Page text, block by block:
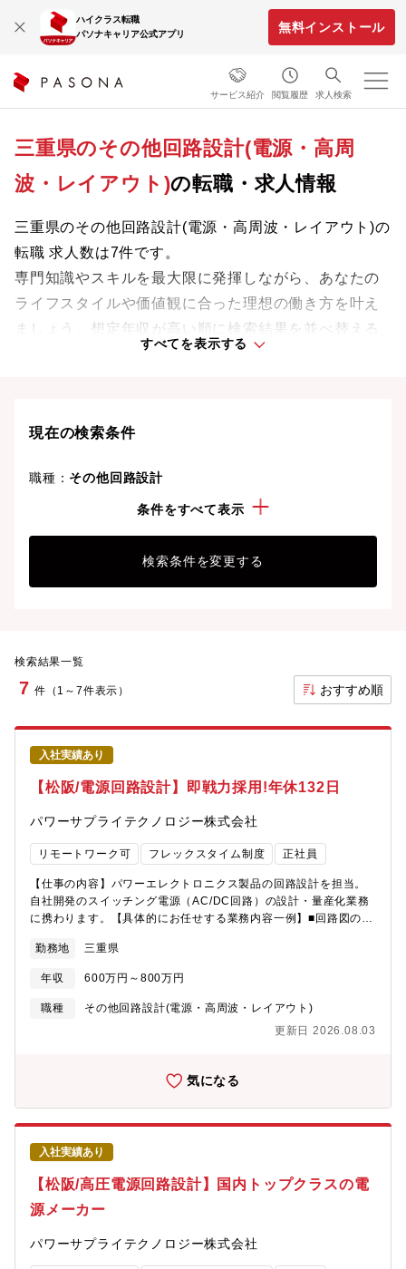
ハイクラス転職
パソナキャリア公式アプリ
無料インストール
サービス紹介 閲覧履歴 求人検索
三重県のその他回路設計(電源・高周
波・レイアウト)の転職・求人情報
三重県のその他回路設計(電源・高周波・レイアウト)の
転職 求人数は7件です。
専門知識やスキルを最大限に発揮しながら、あなたの
ライフスタイルや価値観に合った理想の働き方を叶え
ましょう。想定年収が高い順に検索結果を並べ替える
すべてを表示する
現在の検索条件
職種： その他回路設計
条件をすべて表示
検索条件を変更する
検索結果一覧
7 件（1～7件表示） おすすめ順
入社実績あり
【松阪/電源回路設計】即戦力採用!年休132日
パワーサプライテクノロジー株式会社
リモートワーク可 フレックスタイム制度 正社員
【仕事の内容】パワーエレクトロニクス製品の回路設計を担当。
自社開発のスイッチング電源（AC/DC回路）の設計・量産化業務
に携わります。【具体的にお任せする業務内容一例】■回路図の作
イズ対策）※経験に応じて担当■フェイルセーフ制御評価、デザイ
ンレビュー■顧客や取引先、他部署との折衝・仕様調整【働きやす
い環境】■社内外の折衝業務も経験でき、技術とビジネススキルの
両方を磨くことが可能です。【配属先情報】技術2部（部長）ー電
電源設計係【仕事に関するPR】パワーエレクトロニクス製品の回
計・量産化業務に携わります。【企業・求人の特色】■パナソニッ
ク(株)から車載向けを除く電源・電源関連部品の開発・製造・販売
事業譲受を受け誕生した企業■高圧電源市場にて国内トップクラス
のシェアを誇る電源メーカー ■東京証券取引所上場企業 nms HD
のグループ企業
勤務地 三重県
年収 600万円～800万円
職種
その他回路設計(電源・高周波・レイアウト)
更新日 2026.08.03
気になる
入社実績あり
【松阪/高圧電源回路設計】国内トップクラスの電
源メーカー
パワーサプライテクノロジー株式会社